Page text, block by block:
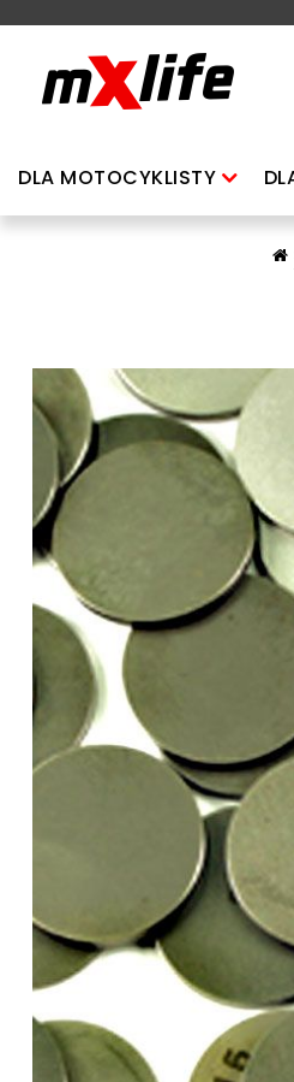
DLA MOTOCYKLISTY